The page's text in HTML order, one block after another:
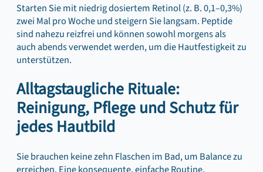
Starten Sie mit niedrig dosiertem Retinol (z. B. 0,1–0,3%)
zwei Mal pro Woche und steigern Sie langsam. Peptide
sind nahezu reizfrei und können sowohl morgens als
auch abends verwendet werden, um die Hautfestigkeit zu
unterstützen.
Alltagstaugliche Rituale:
Reinigung, Pflege und Schutz für
jedes Hautbild
Sie brauchen keine zehn Flaschen im Bad, um Balance zu